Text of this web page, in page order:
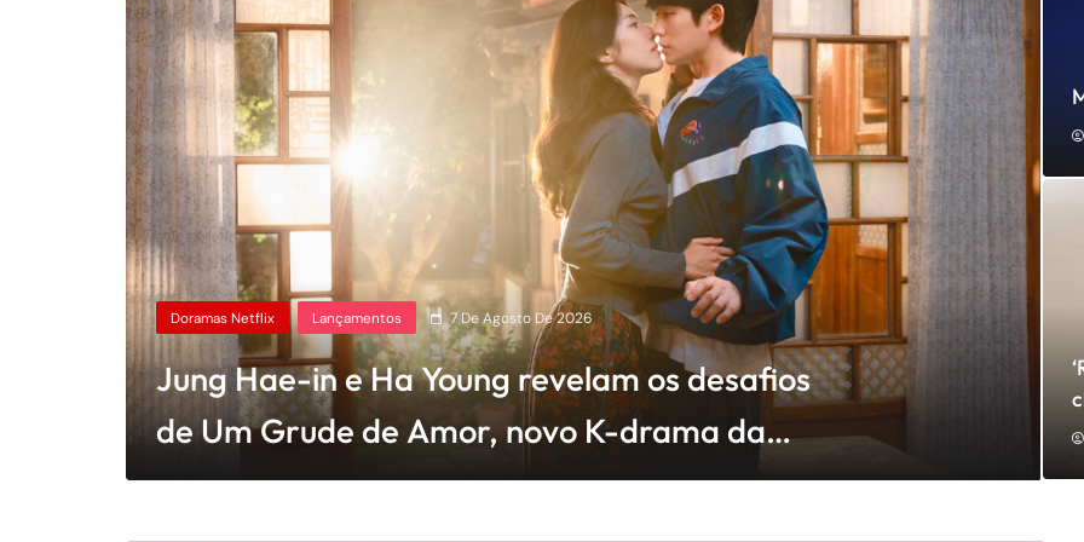
Doramas Netflix Lançamentos 7 De Agosto De 2026
Jung Hae-in e Ha Young revelam os desafios
de Um Grude de Amor, novo K-drama da
Netflix